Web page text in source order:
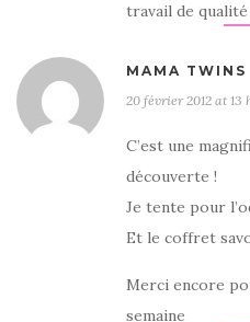
travail de
MAMA TWINS
20 février 2012 at 13
C’est une
découverte !
Je tente pour
Et le coffret
Merci encore
semaine